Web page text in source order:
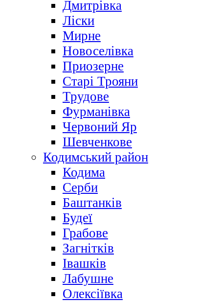
Дмитрівка
Ліски
Мирне
Новоселівка
Приозерне
Старі Трояни
Трудове
Фурманівка
Червоний Яр
Шевченкове
Кодимський район
Кодима
Серби
Баштанків
Будеї
Грабове
Загнітків
Івашків
Лабушне
Олексіївка